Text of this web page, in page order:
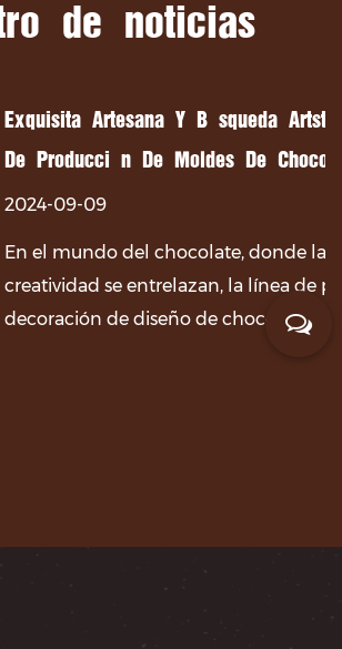
de noticias
Y Búsqueda Artística De La
De Moldes De Chocolate.
del chocolate, donde la dulzura y la
se entrelazan, la línea de producción
de diseño de chocolate, como su